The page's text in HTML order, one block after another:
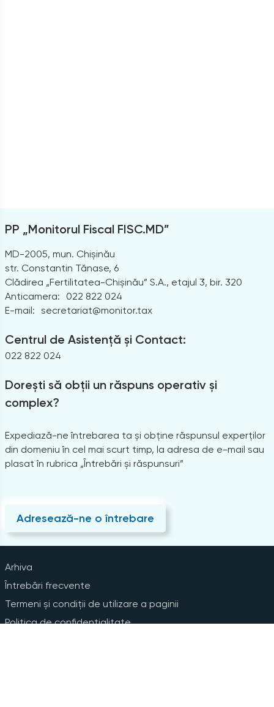
PP „Monitorul Fiscal FISC.MD”
MD-2005, mun. Chișinău
str. Constantin Tănase, 6
Clădirea „Fertilitatea-Chișinău” S.A., etajul 3, bir. 320
Anticamera:
022 822 024
E-mail: secretariat@monitor.tax
Centrul de Asistență și Contact:
022 822 024
Dorești să obții un răspuns operativ și
complex?
Expediază-ne întrebarea ta și obține răspunsul experților
din domeniu în cel mai scurt timp, la adresa de e-mail sau
plasat în rubrica „Întrebări și răspunsuri”
Adresează-ne o întrebare
Arhiva
Întrebări frecvente
Termeni și condiții de utilizare a paginii
Politica de confidențialitate